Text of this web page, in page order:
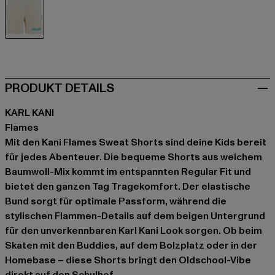
PRODUKT DETAILS
KARL KANI
Flames
Mit den Kani Flames Sweat Shorts sind deine Kids bereit
für jedes Abenteuer. Die bequeme Shorts aus weichem
Baumwoll-Mix kommt im entspannten Regular Fit und
bietet den ganzen Tag Tragekomfort. Der elastische
Bund sorgt für optimale Passform, während die
stylischen Flammen-Details auf dem beigen Untergrund
für den unverkennbaren Karl Kani Look sorgen. Ob beim
Skaten mit den Buddies, auf dem Bolzplatz oder in der
Homebase – diese Shorts bringt den Oldschool-Vibe